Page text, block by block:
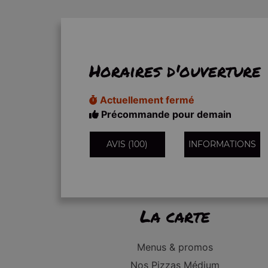
Horaires d'ouverture
Actuellement fermé
Précommande pour demain
AVIS (100) INFORMATIONS
La carte
Menus & promos
Nos Pizzas Médium